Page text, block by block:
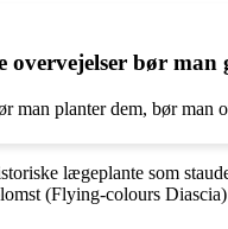
bør man
planter dem, bør
lægeplante som
(Flying-colours Diascia)